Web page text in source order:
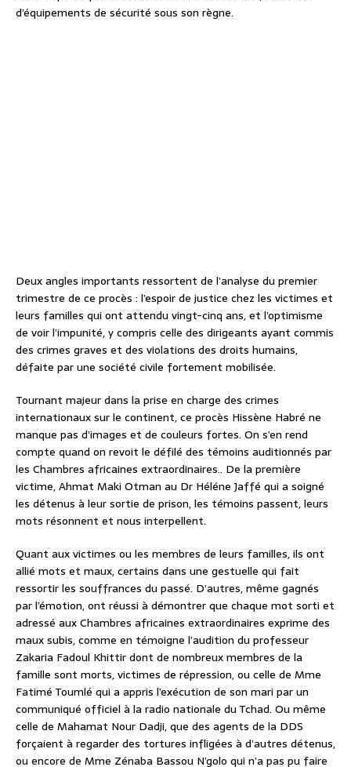
d’équipements de sécurité sous son règne.
Deux angles importants ressortent de l’analyse du premier
trimestre de ce procès : l’espoir de justice chez les victimes et
leurs familles qui ont attendu vingt-cinq ans, et l’optimisme
de voir l’impunité, y compris celle des dirigeants ayant commis
des crimes graves et des violations des droits humains,
défaite par une société civile fortement mobilisée.
Tournant majeur dans la prise en charge des crimes
internationaux sur le continent, ce procès Hissène Habré ne
manque pas d’images et de couleurs fortes. On s’en rend
compte quand on revoit le défilé des témoins auditionnés par
les Chambres africaines extraordinaires.. De la première
victime, Ahmat Maki Otman au Dr Héléne Jaffé qui a soigné
les détenus à leur sortie de prison, les témoins passent, leurs
mots résonnent et nous interpellent.
Quant aux victimes ou les membres de leurs familles, ils ont
allié mots et maux, certains dans une gestuelle qui fait
ressortir les souffrances du passé. D’autres, même gagnés
par l’émotion, ont réussi à démontrer que chaque mot sorti et
adressé aux Chambres africaines extraordinaires exprime des
maux subis, comme en témoigne l’audition du professeur
Zakaria Fadoul Khittir dont de nombreux membres de la
famille sont morts, victimes de répression, ou celle de Mme
Fatimé Toumlé qui a appris l’exécution de son mari par un
communiqué officiel à la radio nationale du Tchad. Ou même
celle de Mahamat Nour Dadji, que des agents de la DDS
forçaient à regarder des tortures infligées à d’autres détenus,
ou encore de Mme Zénaba Bassou N’golo qui n’a pas pu faire